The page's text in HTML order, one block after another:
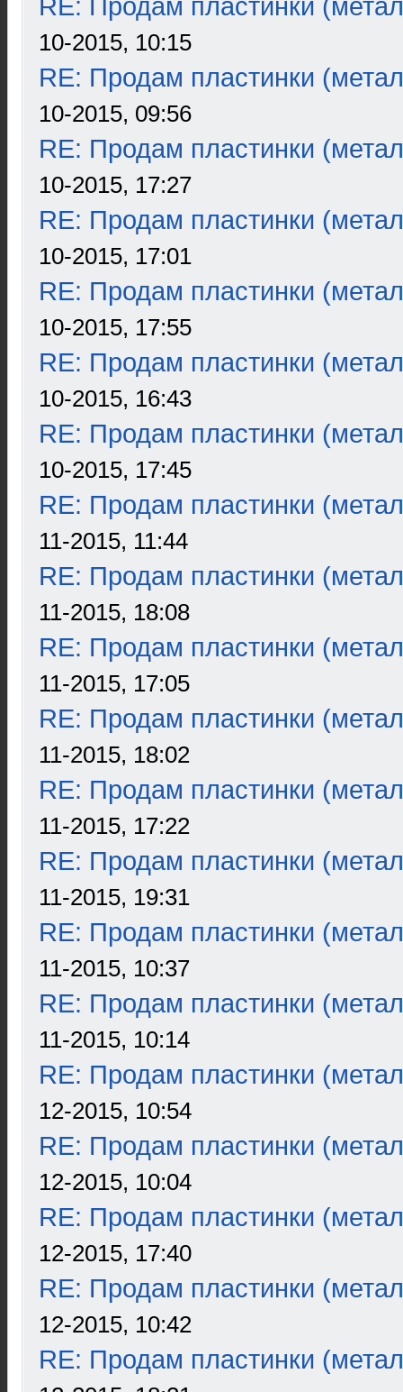
RE: Продам пластинки
10-2015, 10:15
RE: Продам пластинки
10-2015, 09:56
RE: Продам пластинки
10-2015, 17:27
RE: Продам пластинки
10-2015, 17:01
RE: Продам пластинки
10-2015, 17:55
RE: Продам пластинки
10-2015, 16:43
RE: Продам пластинки
10-2015, 17:45
RE: Продам пластинки
11-2015, 11:44
RE: Продам пластинки
11-2015, 18:08
RE: Продам пластинки
11-2015, 17:05
RE: Продам пластинки
11-2015, 18:02
RE: Продам пластинки
11-2015, 17:22
RE: Продам пластинки
11-2015, 19:31
RE: Продам пластинки
11-2015, 10:37
RE: Продам пластинки
11-2015, 10:14
RE: Продам пластинки
12-2015, 10:54
RE: Продам пластинки
12-2015, 10:04
RE: Продам пластинки
12-2015, 17:40
RE: Продам пластинки
12-2015, 10:42
RE: Продам пластинки